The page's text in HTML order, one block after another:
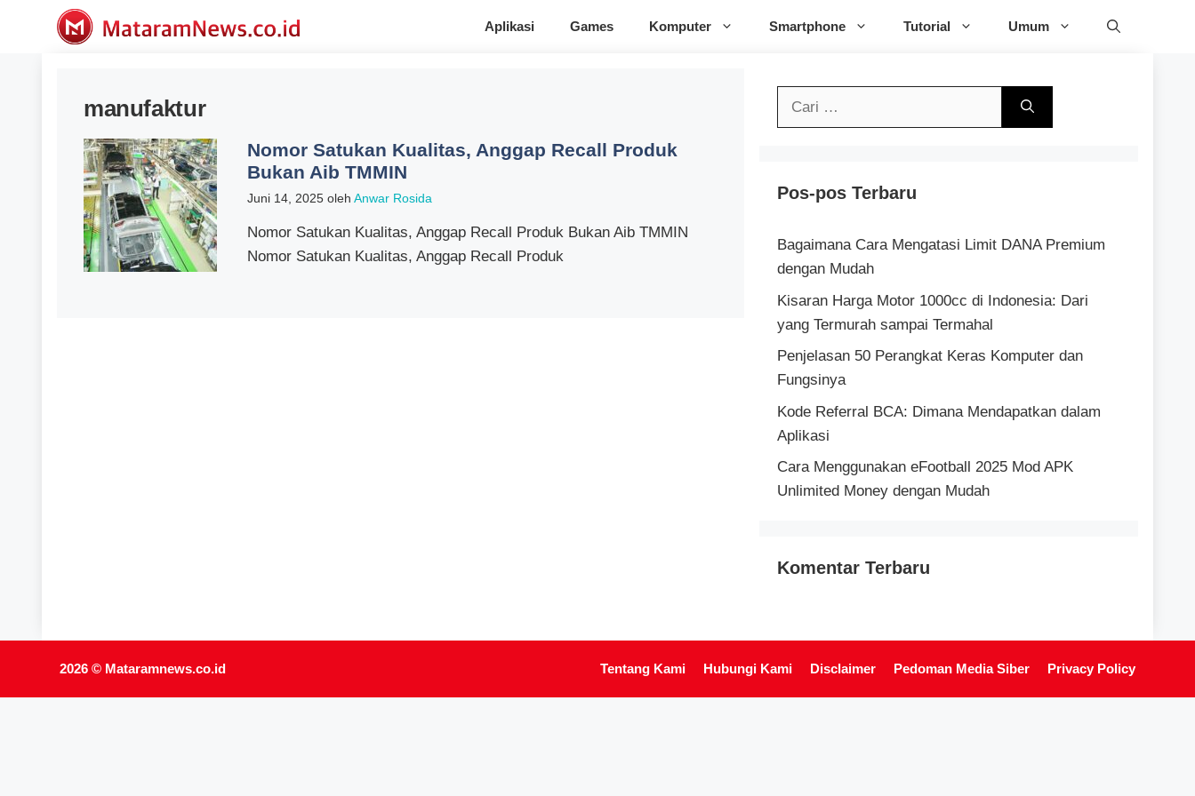
Langsung
Aplikasi Games Komputer Smartphone Tutorial Umum
manufaktur
Nomor Satukan Kualitas, Anggap Recall Produk
Bukan Aib TMMIN
Juni 14, 2025 oleh Anwar Rosida
Nomor Satukan Kualitas, Anggap Recall Produk Bukan Aib TMMIN
Nomor Satukan Kualitas, Anggap Recall Produk
Cari
Pos-pos Terbaru
Bagaimana Cara Mengatasi Limit DANA Premium
dengan Mudah
Kisaran Harga Motor 1000cc di Indonesia: Dari
yang Termurah sampai Termahal
Penjelasan 50 Perangkat Keras Komputer dan
Fungsinya
Kode Referral BCA: Dimana Mendapatkan dalam
Aplikasi
Cara Menggunakan eFootball 2025 Mod APK
Unlimited Money dengan Mudah
Komentar Terbaru
Tentang Kami Hubungi Kami Disclaimer Pedoman Media Siber Privacy Policy
2026 © Mataramnews.co.id